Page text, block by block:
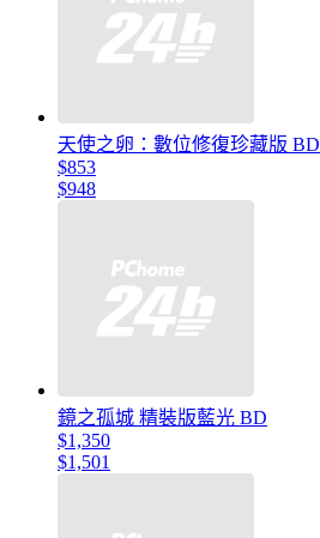
天使之卵：數位修復珍藏版 BD
$853
$948
鏡之孤城 精裝版藍光 BD
$1,350
$1,501